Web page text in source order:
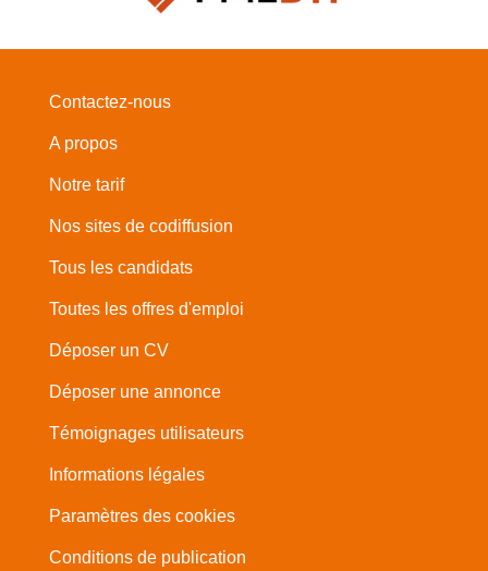
Contactez-nous
A propos
Notre tarif
Nos sites de codiffusion
Tous les candidats
Toutes les offres d'emploi
Déposer un CV
Déposer une annonce
Témoignages utilisateurs
Informations légales
Paramètres des cookies
Conditions de publication